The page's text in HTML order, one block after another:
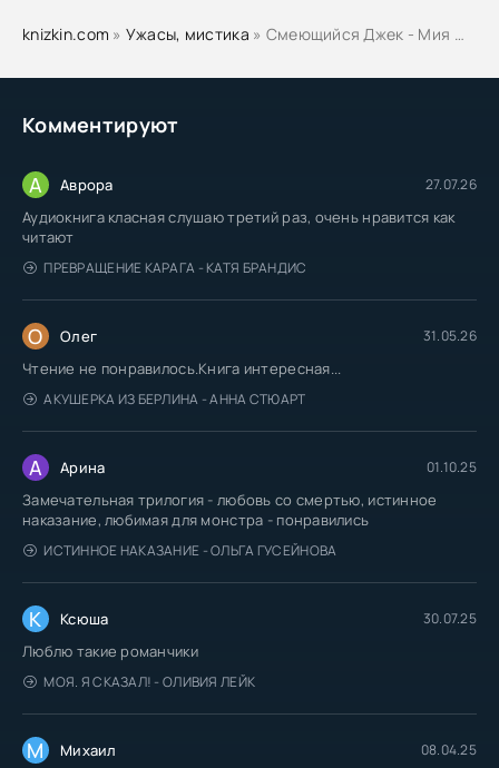
Комментируют
А Аврора 27.07.26
Аудиокнига класная слушаю третий раз, очень нравится как
читают
ПРЕВРАЩЕНИЕ КАРАГА - КАТЯ БРАНДИС
О Олег 31.05.26
Чтение не понравилось.Книга интересная...
АКУШЕРКА ИЗ БЕРЛИНА - АННА СТЮАРТ
А Арина 01.10.25
Замечательная трилогия - любовь со смертью, истинное
наказание, любимая для монстра - понравились
ИСТИННОЕ НАКАЗАНИЕ - ОЛЬГА ГУСЕЙНОВА
К Ксюша 30.07.25
Люблю такие романчики
МОЯ. Я СКАЗАЛ! - ОЛИВИЯ ЛЕЙК
М Михаил 08.04.25
knizkin.com » Ужасы, мистика » Смеющийся Джек - Мия Мама